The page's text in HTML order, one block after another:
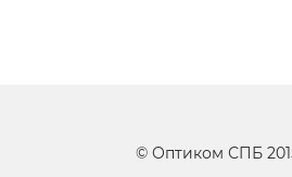
© Оптиком СПБ